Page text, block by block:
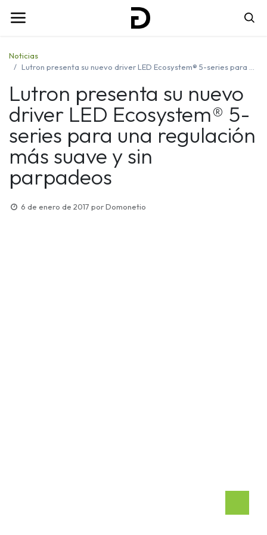
Noticias
Lutron presenta su nuevo driver LED Ecosystem® 5-series para una regulación más suave y sin parpadeos
Lutron presenta su nuevo
driver LED Ecosystem® 5-
series para una regulación
más suave y sin
parpadeos
6 de enero de 2017 porDomonetio